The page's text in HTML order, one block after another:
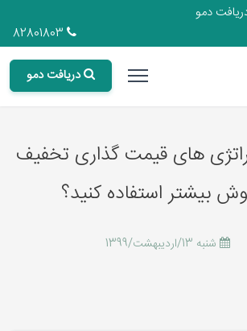
دمو
دریافت دمو
های قیمت گذاری تخفیف
بیشتر استفاده کنید؟
شنبه 13/اردیبهشت/1399